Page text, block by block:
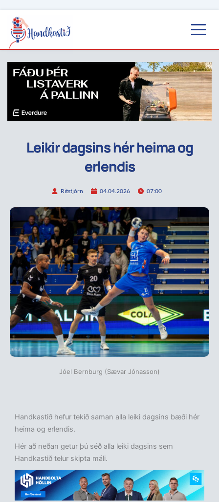
Leikir dagsins hér heima og
erlendis
Ritstjórn 04.04.2026 07:00
Jóel Bernburg (Sævar Jónasson)
Handkastið hefur tekið saman alla leiki dagsins bæði hér
heima og erlendis.
Hér að neðan getur þú séð alla leiki dagsins sem
Handkastið telur skipta máli.